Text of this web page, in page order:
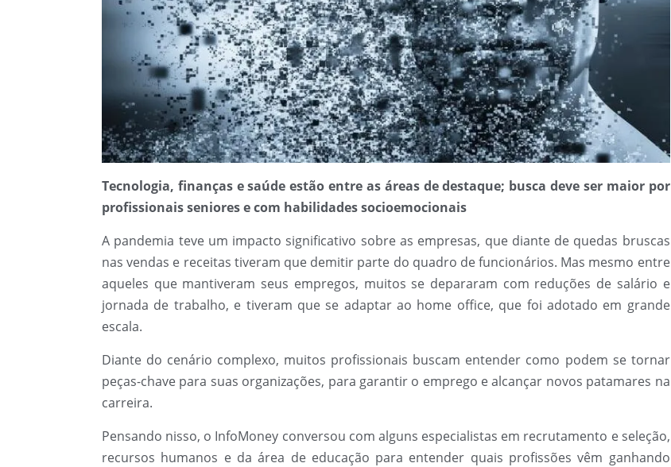
Tecnologia, finanças e saúde estão entre as áreas de destaque; busca deve ser maior por
profissionais seniores e com habilidades socioemocionais
A pandemia teve um impacto significativo sobre as empresas, que diante de quedas bruscas
nas vendas e receitas tiveram que demitir parte do quadro de funcionários. Mas mesmo entre
aqueles que mantiveram seus empregos, muitos se depararam com reduções de salário e
jornada de trabalho, e tiveram que se adaptar ao home office, que foi adotado em grande
escala.
Diante do cenário complexo, muitos profissionais buscam entender como podem se tornar
peças-chave para suas organizações, para garantir o emprego e alcançar novos patamares na
carreira.
Pensando nisso, o InfoMoney conversou com alguns especialistas em recrutamento e seleção,
recursos humanos e da área de educação para entender quais profissões vêm ganhando